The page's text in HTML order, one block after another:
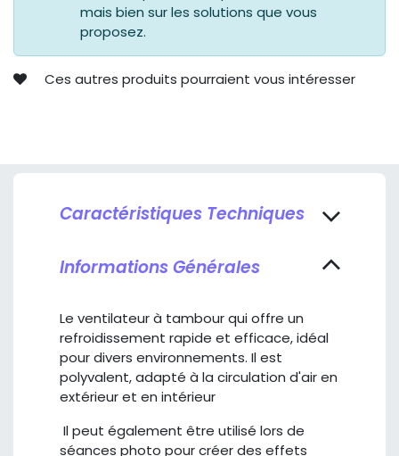
mais bien sur les solutions que vous
proposez.
Ces autres produits pourraient vous intéresser
Caractéristiques Techniques
Informations Générales
Le ventilateur à tambour qui offre un
refroidissement rapide et efficace, idéal
pour divers environnements. Il est
polyvalent, adapté à la circulation d'air en
extérieur et en intérieur
Il peut également être utilisé lors de
séances photo pour créer des effets